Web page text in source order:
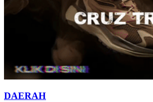
DAERAH